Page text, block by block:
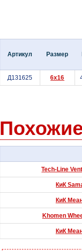
Артикул Размер
Д131625 6x16
Tech-Line
КиК
КиК
Khomen
КиК